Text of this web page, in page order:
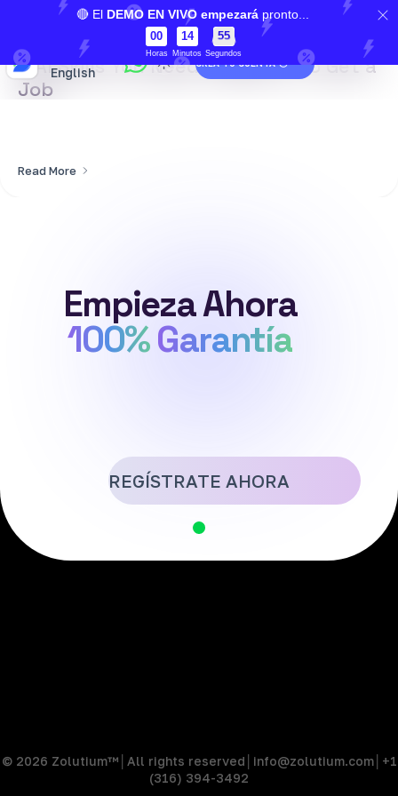
🔴 El DEMO EN VIVO empezará pronto...
00
Horas
14
Minutos
55
Segundos
Llámanos 24/7:+1 (316) 394-3492
English
CREA TU CUENTA
3 años ago Creative
3 AI Skills You Need toMaster to Get a
Job
Read More
EmpiezaAhora
100%Garantía
REGÍSTRATE AHORA
© 2026 Zolutium™│All rights reserved│info@zolutium.com│‪+1
(316) 394-3492